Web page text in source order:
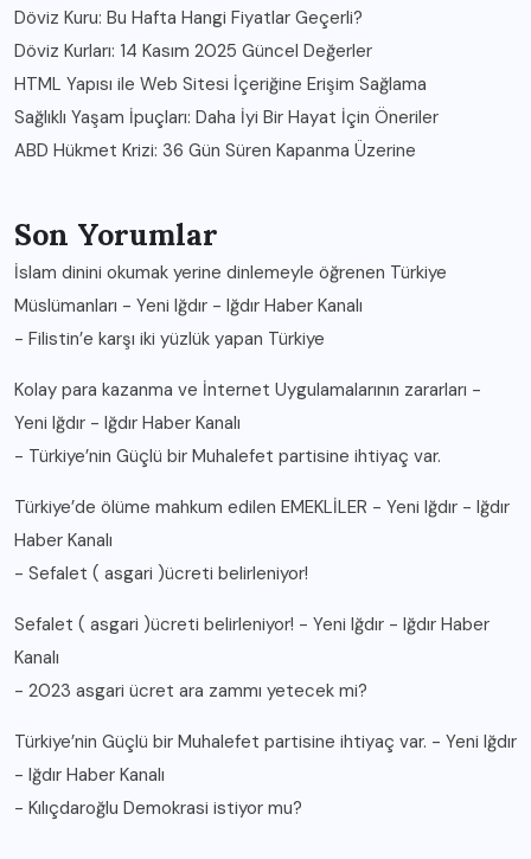
Döviz Kuru: Bu Hafta Hangi Fiyatlar Geçerli?
Döviz Kurları: 14 Kasım 2025 Güncel Değerler
HTML Yapısı ile Web Sitesi İçeriğine Erişim Sağlama
Sağlıklı Yaşam İpuçları: Daha İyi Bir Hayat İçin Öneriler
ABD Hükmet Krizi: 36 Gün Süren Kapanma Üzerine
Son Yorumlar
İslam dinini okumak yerine dinlemeyle öğrenen Türkiye
Müslümanları - Yeni Iğdır - Iğdır Haber Kanalı
- Filistin’e karşı iki yüzlük yapan Türkiye
Kolay para kazanma ve İnternet Uygulamalarının zararları -
Yeni Iğdır - Iğdır Haber Kanalı
- Türkiye’nin Güçlü bir Muhalefet partisine ihtiyaç var.
Türkiye’de ölüme mahkum edilen EMEKLİLER - Yeni Iğdır - Iğdır
Haber Kanalı
- Sefalet ( asgari )ücreti belirleniyor!
Sefalet ( asgari )ücreti belirleniyor! - Yeni Iğdır - Iğdır Haber
Kanalı
- 2023 asgari ücret ara zammı yetecek mi?
Türkiye’nin Güçlü bir Muhalefet partisine ihtiyaç var. - Yeni Iğdır
- Iğdır Haber Kanalı
- Kılıçdaroğlu Demokrasi istiyor mu?